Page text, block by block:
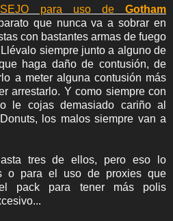
para uso deGotham
que nunca va a sobrar en
con bastantes armas de fuego
Llévalo siempre junto a alguno de
haga daño de contusión, de
a meter alguna contusión más
arrestarlo. Y como siempre con
le cojas demasiado cariño al
los malos siempre van a
tres de ellos, pero eso lo
o para el uso de proxies que
pack para tener más polis